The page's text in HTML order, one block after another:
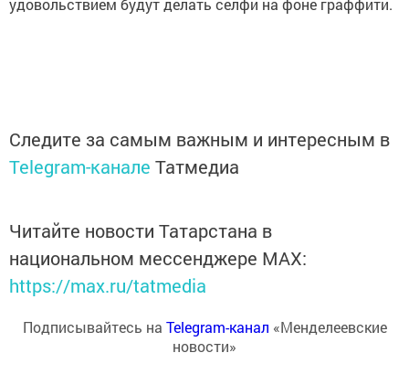
удовольствием будут делать селфи на фоне граффити.
Следите за самым важным и интересным в
Telegram-канале Татмедиа
Читайте новости Татарстана в
национальном мессенджере MАХ:
https://max.ru/tatmedia
Подписывайтесь на Telegram-канал «Менделеевские
новости»